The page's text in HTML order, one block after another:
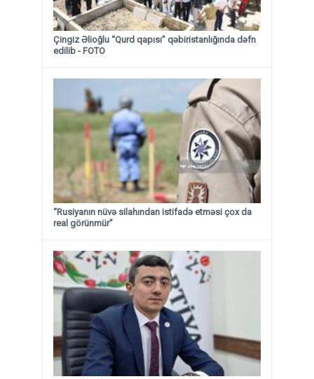
Çingiz Əlioğlu “Qurd qapısı” qəbiristanlığında dəfn
edilib - FOTO
“Rusiyanın nüvə silahından istifadə etməsi çox da
real görünmür”